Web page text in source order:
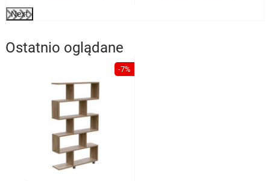
Next
Ostatnio oglądane
-7%